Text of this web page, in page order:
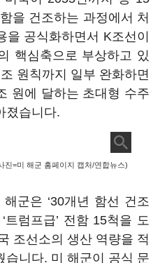
을 건조하는 과정에서 처
공식화하면서 K조선이
핵심축으로 부상하고 있
원칙까지 일부 완화하면
원에 달하는 초대형 수주
졌습니다.
진=미 해군 홈페이지 캡처/연합뉴스)
군은 ‘30개년 함선 건조
트럼프급’ 전함 15척을 도
조선소의 생산 역량을 적
습니다. 미 해군이 공식 문